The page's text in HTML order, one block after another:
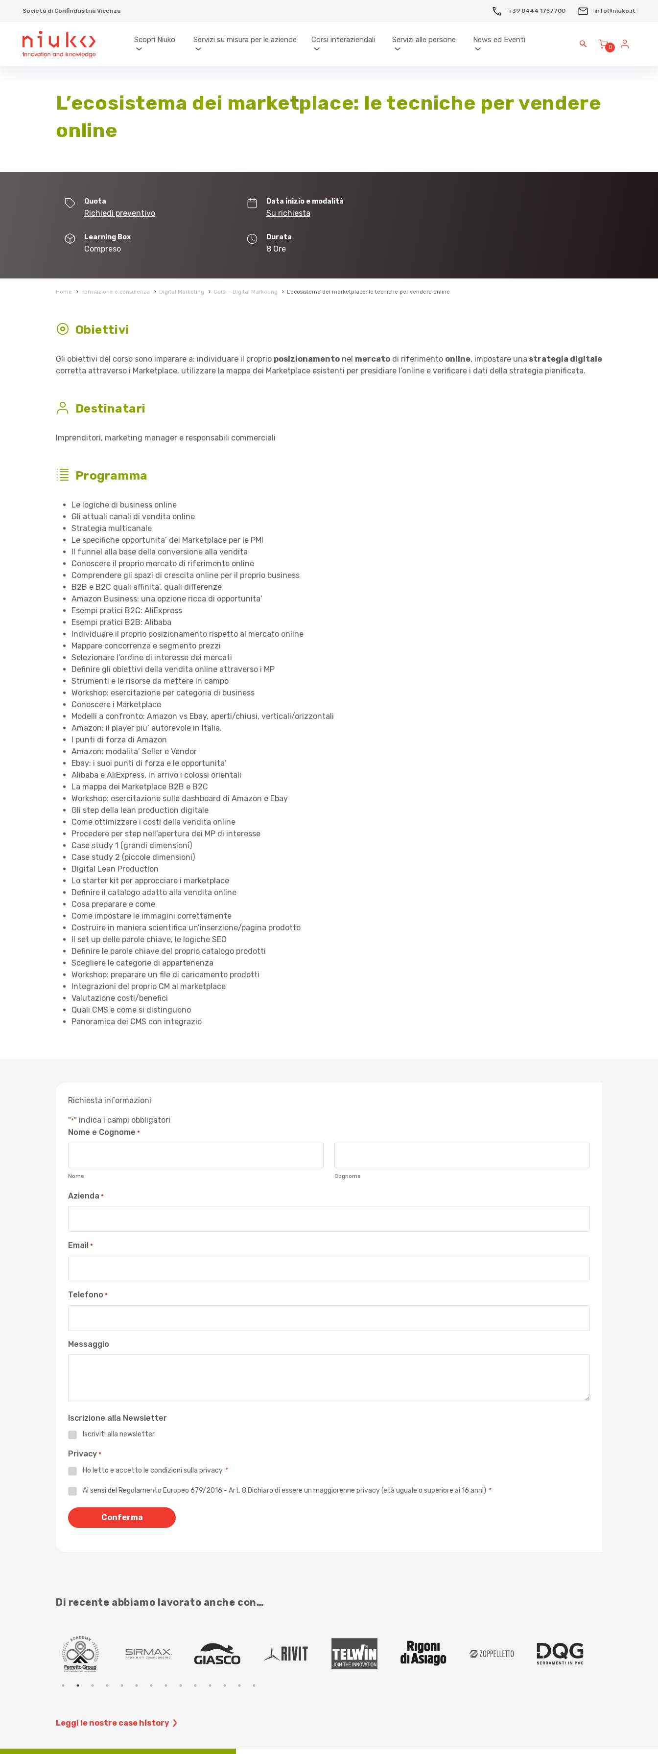
Società di Confindustria Vicenza +39 0444 1757700 info@niuko.it
0
Scopri Niuko Servizi su misura per le aziende Corsi interaziendali Servizi alle persone News ed Eventi
L’ecosistema dei marketplace: le tecniche per vendere
online
Quota
Richiedi preventivo
Learning Box
Compreso
Data inizio e modalità
Su richiesta
Durata
8 Ore
Home › Formazione e consulenza › Digital Marketing › Corsi – Digital Marketing › L’ecosistema dei marketplace: le tecniche per vendere online
Obiettivi
Gli obiettivi del corso sono imparare a: individuare il proprio posizionamento nel mercato di riferimento online, impostare una strategia digitale
corretta attraverso i Marketplace, utilizzare la mappa dei Marketplace esistenti per presidiare l’online e verificare i dati della strategia pianificata.
Destinatari
Imprenditori, marketing manager e responsabili commerciali
Programma
Le logiche di business online
Gli attuali canali di vendita online
Strategia multicanale
Le specifiche opportunita’ dei Marketplace per le PMI
Il funnel alla base della conversione alla vendita
Conoscere il proprio mercato di riferimento online
Comprendere gli spazi di crescita online per il proprio business
B2B e B2C quali affinita’, quali differenze
Amazon Business: una opzione ricca di opportunita’
Esempi pratici B2C: AliExpress
Esempi pratici B2B: Alibaba
Individuare il proprio posizionamento rispetto al mercato online
Mappare concorrenza e segmento prezzi
Selezionare l’ordine di interesse dei mercati
Definire gli obiettivi della vendita online attraverso i MP
Strumenti e le risorse da mettere in campo
Workshop: esercitazione per categoria di business
Conoscere i Marketplace
Modelli a confronto: Amazon vs Ebay, aperti/chiusi, verticali/orizzontali
Amazon: il player piu’ autorevole in Italia.
I punti di forza di Amazon
Amazon: modalita’ Seller e Vendor
Ebay: i suoi punti di forza e le opportunita’
Alibaba e AliExpress, in arrivo i colossi orientali
La mappa dei Marketplace B2B e B2C
Workshop: esercitazione sulle dashboard di Amazon e Ebay
Gli step della lean production digitale
Come ottimizzare i costi della vendita online
Procedere per step nell’apertura dei MP di interesse
Case study 1 (grandi dimensioni)
Case study 2 (piccole dimensioni)
Digital Lean Production
Lo starter kit per approcciare i marketplace
Definire il catalogo adatto alla vendita online
Cosa preparare e come
Come impostare le immagini correttamente
Costruire in maniera scientifica un’inserzione/pagina prodotto
Il set up delle parole chiave, le logiche SEO
Definire le parole chiave del proprio catalogo prodotti
Scegliere le categorie di appartenenza
Workshop: preparare un file di caricamento prodotti
Integrazioni del proprio CM al marketplace
Valutazione costi/benefici
Quali CMS e come si distinguono
Panoramica dei CMS con integrazio
Richiesta informazioni
"*" indica i campi obbligatori
Nome e Cognome *
Nome Cognome
Azienda *
Email *
Telefono *
Messaggio
Iscrizione alla Newsletter
Iscriviti alla newsletter
Privacy *
Ho letto e accetto le condizioni sulla privacy *
PrivacyAi sensi del Regolamento Europeo 679/2016 - Art. 8 Dichiaro di essere un maggiorenne privacy (età uguale o superiore ai 16 anni) *
Di recente abbiamo lavorato anche con…
Leggi le nostre case history